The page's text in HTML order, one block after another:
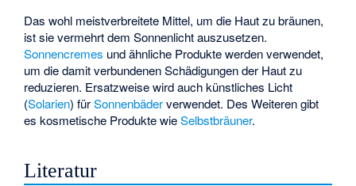
Das wohl meistverbreitete Mittel, um die Haut zu bräunen,
ist sie vermehrt dem Sonnenlicht auszusetzen.
Sonnencremes und ähnliche Produkte werden verwendet,
um die damit verbundenen Schädigungen der Haut zu
reduzieren. Ersatzweise wird auch künstliches Licht
(Solarien) fürSonnenbäderverwendet. Des Weiteren gibt
es kosmetische Produkte wieSelbstbräuner.
Literatur